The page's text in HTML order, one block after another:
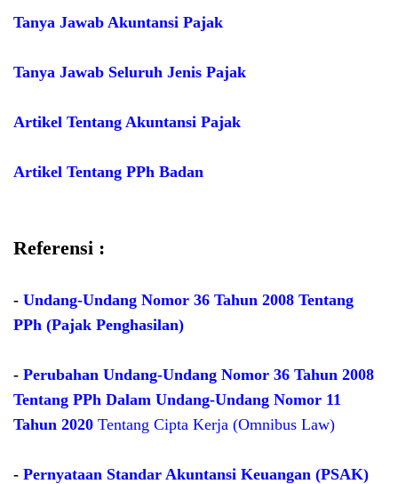
Tanya Jawab Akuntansi Pajak
Tanya Jawab Seluruh Jenis Pajak
Artikel Tentang Akuntansi Pajak
Artikel Tentang PPh Badan
Referensi :
- Undang-Undang Nomor 36 Tahun 2008 Tentang
PPh (Pajak Penghasilan)
- Perubahan Undang-Undang Nomor 36 Tahun 2008
Tentang PPh Dalam Undang-Undang Nomor 11
Tahun 2020 Tentang Cipta Kerja (Omnibus Law)
- Pernyataan Standar Akuntansi Keuangan (PSAK)